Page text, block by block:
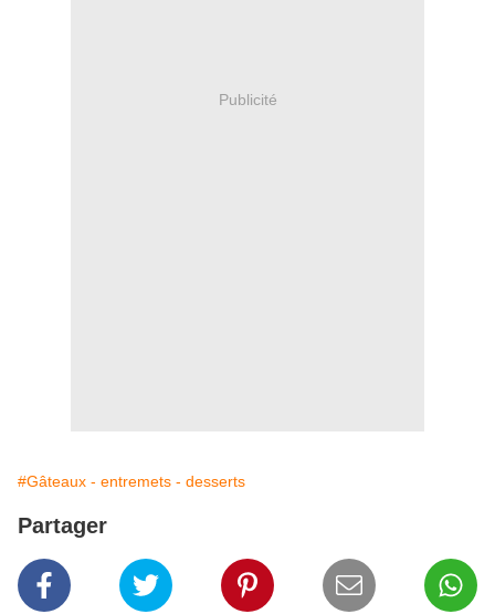
Publicité
#Gâteaux - entremets - desserts
Partager